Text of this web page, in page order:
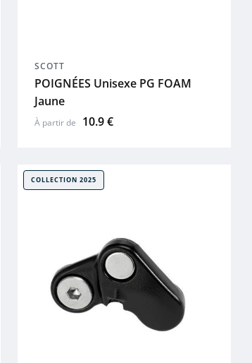
SCOTT
POIGNÉES Unisexe PG FOAM
Jaune
À partir de 10.9 €
COLLECTION 2025